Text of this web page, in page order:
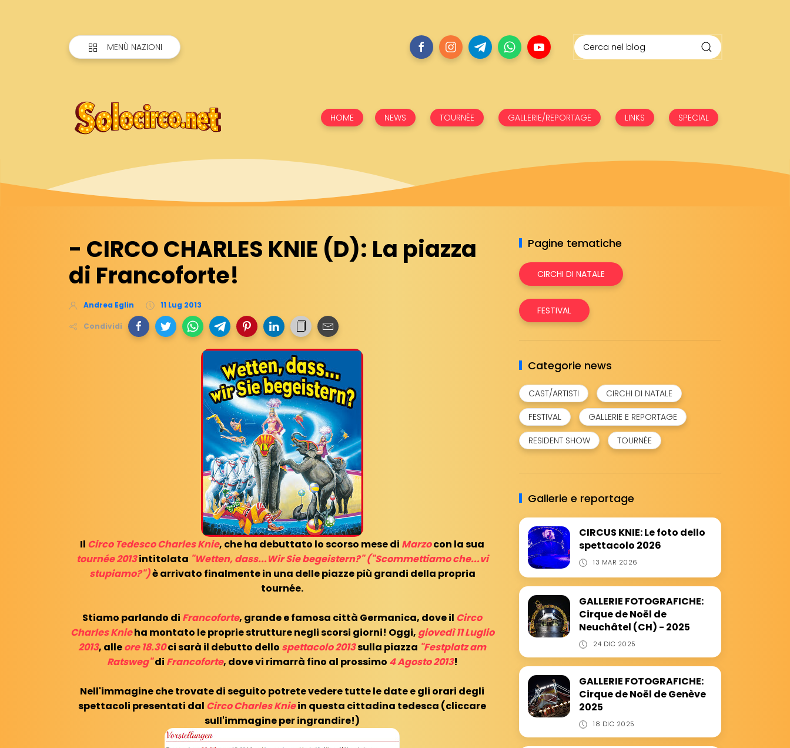
MENÙ NAZIONI
HOME NEWS TOURNÉE GALLERIE/REPORTAGE LINKS SPECIAL
- CIRCO CHARLES KNIE (D): La piazza
di Francoforte!
Andrea Eglin 11 Lug 2013
Condividi
Il Circo Tedesco Charles Knie, che ha debuttato lo scorso mese di Marzocon la sua
tournée 2013intitolata "Wetten, dass...Wir Sie begeistern?" ("Scommettiamo che...vi
stupiamo?")è arrivato finalmente in una delle piazze più grandi della propria
tournée.
Stiamo parlando di Francoforte, grande e famosa città Germanica, dove il Circo
Charles Knieha montato le proprie strutture negli scorsi giorni! Oggi, giovedì 11 Luglio
2013, alleore 18.30ci sarà il debutto dello spettacolo 2013sulla piazza "Festplatz am
Ratsweg"di Francoforte, dove vi rimarrà fino al prossimo 4 Agosto 2013!
Nell'immagine che trovate di seguito potrete vedere tutte le date e gli orari degli
spettacoli presentati dal Circo Charles Kniein questa cittadina tedesca (cliccare
sull'immagine per ingrandire!)
Pagine tematiche
CIRCHI DI NATALE
FESTIVAL
Categorie news
CAST/ARTISTI
CIRCHI DI NATALE
FESTIVAL
GALLERIE E REPORTAGE
RESIDENT SHOW
TOURNÉE
Gallerie e reportage
CIRCUS KNIE: Le foto dello
spettacolo 2026
13 MAR 2026
GALLERIE FOTOGRAFICHE:
Cirque de Noël de
Neuchâtel (CH) - 2025
24 DIC 2025
GALLERIE FOTOGRAFICHE:
Cirque de Noël de Genève
2025
18 DIC 2025